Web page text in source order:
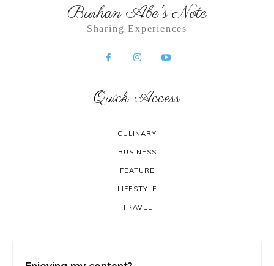
Burhan Abe's Note
Sharing Experiences
Quick Access
CULINARY
BUSINESS
FEATURE
LIFESTYLE
TRAVEL